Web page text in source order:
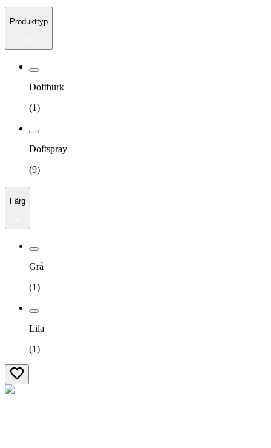
Produkttyp
Doftburk
(1)
Doftspray
(9)
Färg
Grå
(1)
Lila
(1)